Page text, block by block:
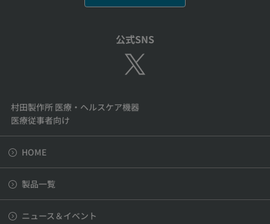
公式SNS
村田製作所 医療・ヘルスケア機器
医療従事者向け
HOME
製品一覧
ニュース＆イベント